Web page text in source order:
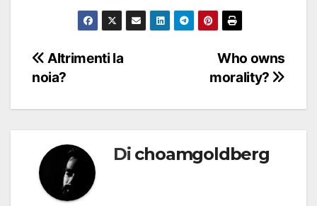
Navigazione
articoli
Who owns
morality?
Altrimenti la
noia?
Di choamgoldberg